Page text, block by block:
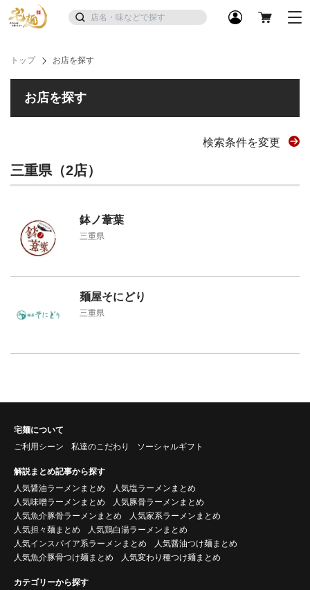
トップ お店を探す
お店を探す
検索条件を変更
三重県（2店）
鉢ノ葦葉
三重県
麺屋そにどり
三重県
宅麺について
ご利用シーン
私達のこだわり ソーシャルギフト
解説まとめ記事から探す
人気醤油ラーメンまとめ
人気塩ラーメンまとめ
人気味噌ラーメンまとめ
人気豚骨ラーメンまとめ
人気魚介豚骨ラーメンまとめ
人気家系ラーメンまとめ
人気担々麺まとめ
人気鶏白湯ラーメンまとめ
人気インスパイア系ラーメンまとめ
人気醤油つけ麺まとめ
人気魚介豚骨つけ麺まとめ
人気変わり種つけ麺まとめ
カテゴリーから探す